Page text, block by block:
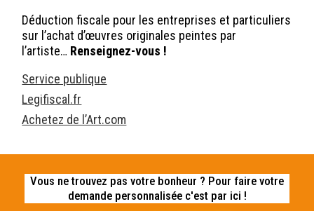
Déduction fiscale pour les entreprises et particuliers
sur l’achat d’œuvres originales peintes par
l’artiste… Renseignez-vous !
Service publique
Legifiscal.fr
Achetez de l’Art.com
Vous ne trouvez pas votre bonheur ? Pour faire votre
demande personnalisée c'est par ici !